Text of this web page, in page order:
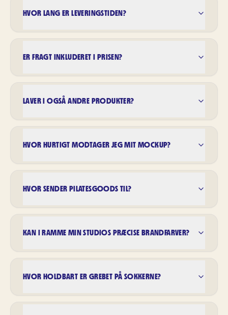
HVOR LANG ER LEVERINGSTIDEN?
ER FRAGT INKLUDERET I PRISEN?
LAVER I OGSÅ ANDRE PRODUKTER?
HVOR HURTIGT MODTAGER JEG MIT MOCKUP?
HVOR SENDER PILATESGOODS TIL?
KAN I RAMME MIN STUDIOS PRÆCISE BRANDFARVER?
HVOR HOLDBART ER GREBET PÅ SOKKERNE?